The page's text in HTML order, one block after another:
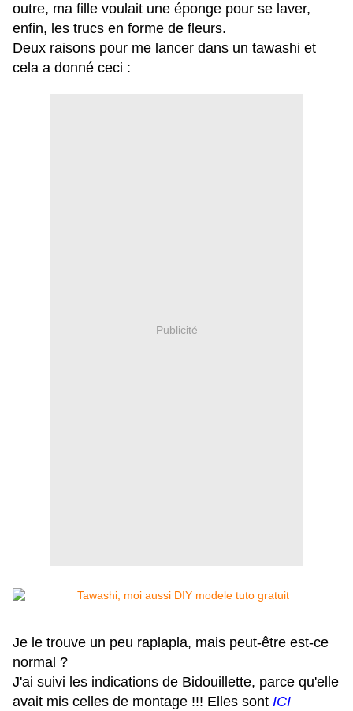
outre, ma fille voulait une éponge pour se laver,
enfin, les trucs en forme de fleurs.
Deux raisons pour me lancer dans un tawashi et
cela a donné ceci :
Publicité
Je le trouve un peu raplapla, mais peut-être est-ce
normal ?
J'ai suivi les indications de Bidouillette, parce qu'elle
avait mis celles de montage !!! Elles sont ICI